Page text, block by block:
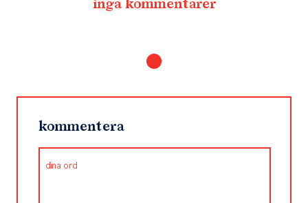
inga kommentarer
kommentera